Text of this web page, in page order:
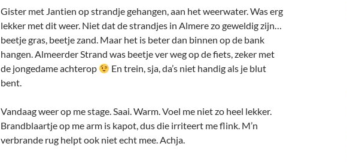
Gister met Jantien op strandje gehangen, aan het weerwater. Was erg
lekker met dit weer. Niet dat de strandjes in Almere zo geweldig zijn…
beetje gras, beetje zand. Maar het is beter dan binnen op de bank
hangen. Almeerder Strand was beetje ver weg op de fiets, zeker met
de jongedame achterop
En trein, sja, da’s niet handig als je blut
bent.
Vandaag weer op me stage. Saai. Warm. Voel me niet zo heel lekker.
Brandblaartje op me arm is kapot, dus die irriteert me flink. M’n
verbrande rug helpt ook niet echt mee. Achja.